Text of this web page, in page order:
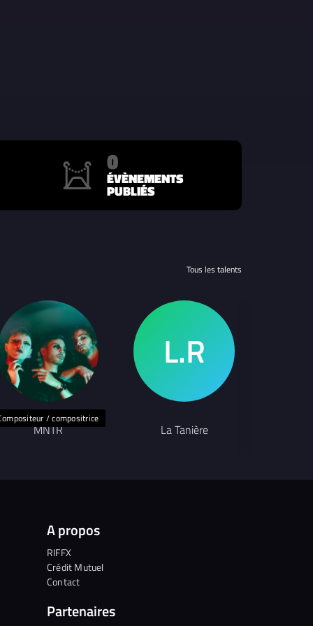
0
ÉVÈNEMENTS
PUBLIÉS
Tous les talents
/ compositrice
MNTR La Tanière
A propos
RIFFX
Crédit Mutuel
Contact
Partenaires